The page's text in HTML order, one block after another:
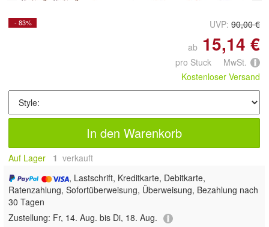
- 83% UVP: 90,00 €
ab 15,14 €
pro Stuck MwSt.
Kostenloser Versand
In den Warenkorb
Auf Lager 1 verkauft
, Lastschrift, Kreditkarte, Debitkarte,
Ratenzahlung, Sofortüberweisung, Überweisung, Bezahlung nach
30 Tagen
Zustellung: Fr, 14. Aug. bis Di, 18. Aug.